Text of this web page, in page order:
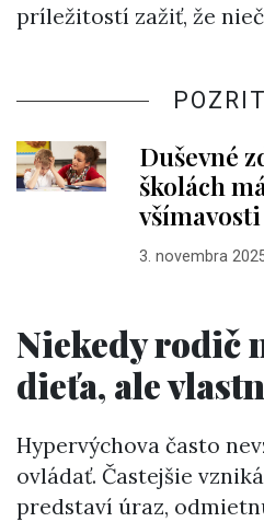
príležitostí zažiť, že
Duševné
školách
všímavosti
3. novembra
Niekedy rodič
dieťa, ale
Hypervýchova často
ovládať. Častejšie
predstaví úraz,